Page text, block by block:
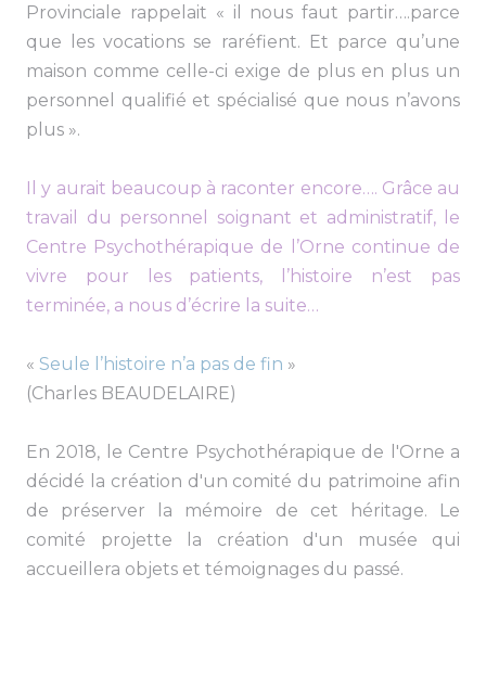
Provinciale rappelait « il nous faut partir….parce
que les vocations se raréfient. Et parce qu’une
maison comme celle-ci exige de plus en plus un
personnel qualifié et spécialisé que nous n’avons
plus ».
Il y aurait beaucoup à raconter encore…. Grâce au
travail du personnel soignant et administratif, le
Centre Psychothérapique de l’Orne continue de
vivre pour les patients, l’histoire n’est pas
terminée, a nous d’écrire la suite…
« Seule l’histoire n’a pas de fin »
(Charles BEAUDELAIRE)
En 2018, le Centre Psychothérapique de l'Orne a
décidé la création d'un comité du patrimoine afin
de préserver la mémoire de cet héritage. Le
comité projette la création d'un musée qui
accueillera objets et témoignages du passé.